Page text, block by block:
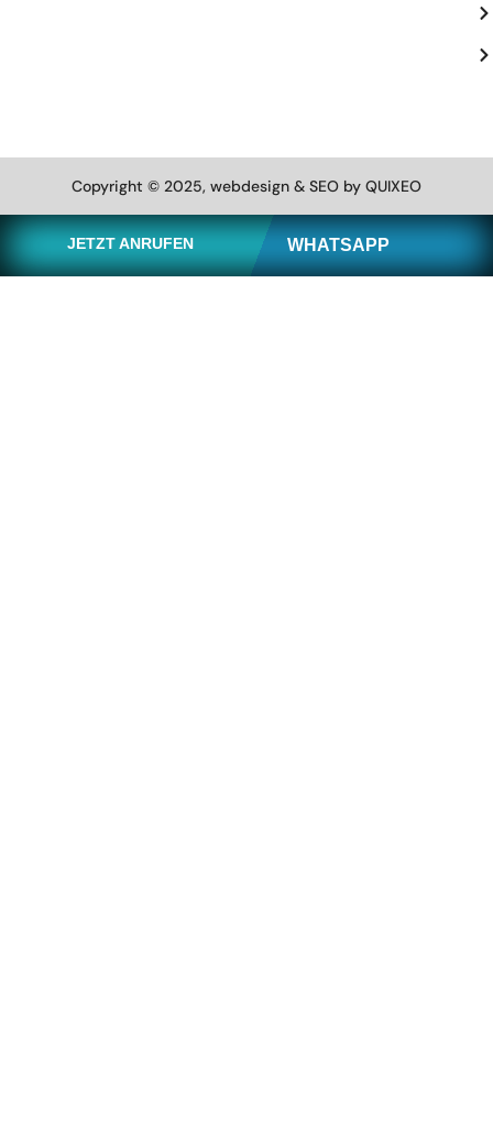
Copyright © 2025, webdesign & SEO by QUIXEO
JETZT ANRUFEN WHATSAPP